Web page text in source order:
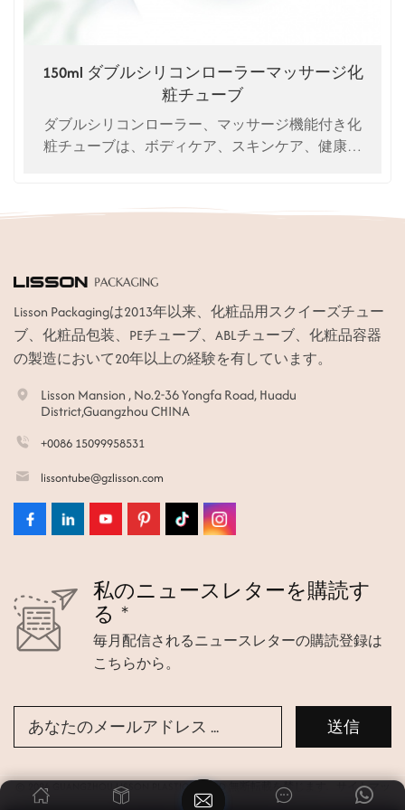
150ml ダブルシリコンローラーマッサージ化
粧チューブ
ダブルシリコンローラー、マッサージ機能付き化
粧チューブは、ボディケア、スキンケア、健康維
Lisson Packagingは2013年以来、化粧品用スクイーズチュー
ブ、化粧品包装、PEチューブ、ABLチューブ、化粧品容器
の製造において20年以上の経験を有しています。
Lisson Mansion , No.2-36 Yongfa Road, Huadu
District,Guangzhou CHINA
+0086 15099958531
lissontube@gzlisson.com
私のニュースレターを購読す
る *
毎月配信されるニュースレターの購読登録は
こちらから。
© 2026 GUANGZHOU LISSON PLASTIC CO.,LTD 無断転載を禁じます.
サイトマッ